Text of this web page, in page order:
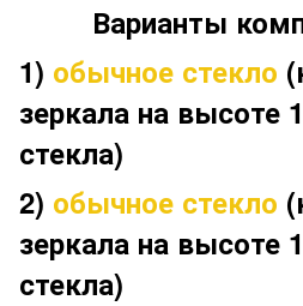
Варианты
1) обычное стекло
зеркала на высоте
стекла)
2) обычное стекло
зеркала на высоте
стекла)